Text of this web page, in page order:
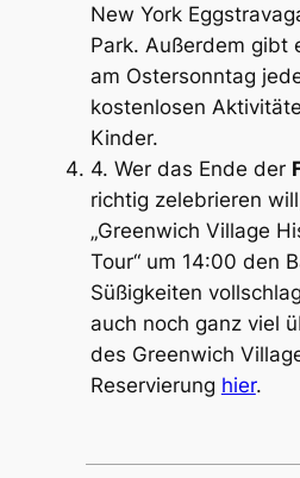
New York
Park. Außerdem gibt
am Ostersonntag
kostenlosen
Kinder.
4. Wer das Ende der
richtig zelebrieren
„Greenwich Village
Tour“ um 14:00 den
Süßigkeiten
auch noch ganz viel
des Greenwich
Reservierung hier.